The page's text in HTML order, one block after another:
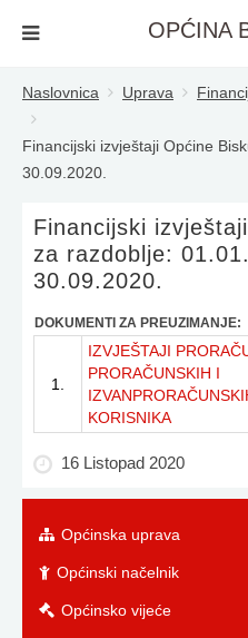
OPĆINA
Naslovnica Uprava
Financijski izvještaji Općine
30.09.2020.
Financijski
za razdoblje:
30.09.2020.
DOKUMENTI ZA PREUZIMANJE:
1.
IZVJEŠTAJI
PRORAČUNSKIH I
KORISNIKA
16 Listopad 2020
Općinska uprava
Općinski načelnik
Općinsko vijeće